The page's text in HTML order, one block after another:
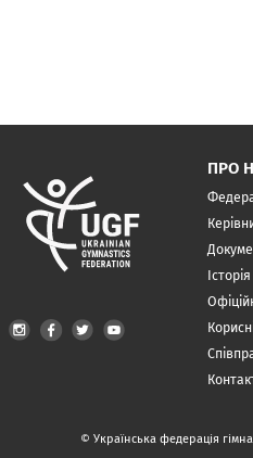
ПРО
© Українська федерація